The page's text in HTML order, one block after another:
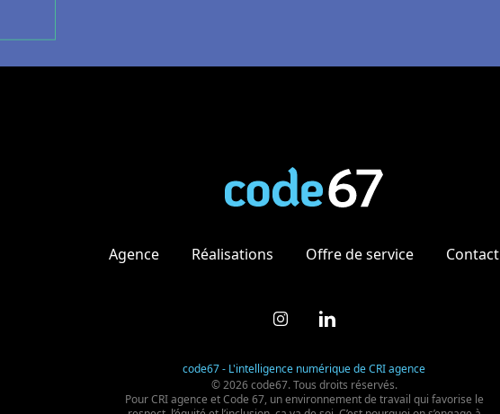
Agence Réalisations Offre de service Contact
code67 - L'intelligence numérique de CRI agence
© 2026 code67. Tous droits réservés.
Pour CRI agence et Code 67, un environnement de travail qui favorise le